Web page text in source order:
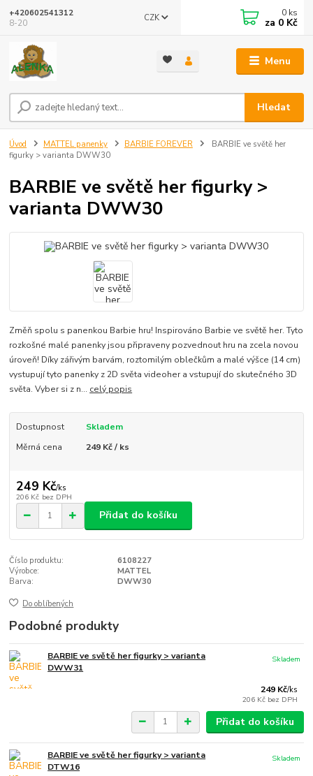
Menu
CZK
Hledat
+420602541312
8-20
0 ks
za 0 Kč
Úvod MATTEL panenky BARBIE FOREVER
BARBIE ve světě her
figurky > varianta DWW30
BARBIE ve světě her figurky >
varianta DWW30
Změň spolu s panenkou Barbie hru! Inspirováno Barbie ve světě her. Tyto
rozkošné malé panenky jsou připraveny pozvednout hru na zcela novou
úroveň! Díky zářivým barvám, roztomilým oblečkům a malé výšce (14 cm)
vystupují tyto panenky z 2D světa videoher a vstupují do skutečného 3D
světa. Vyber si z n... celý popis
Dostupnost
Skladem
Měrná cena
249 Kč / ks
249 Kč/ks
206 Kč bez DPH
Přidat do košíku
Číslo produktu:
6108227
Výrobce:
MATTEL
Barva:
DWW30
Do oblíbených
Podobné produkty
BARBIE ve světě her figurky > varianta
DWW31
249 Kč/ks
206 Kč bez DPH
Skladem
Přidat do košíku
BARBIE ve světě her figurky > varianta
DTW16
Skladem